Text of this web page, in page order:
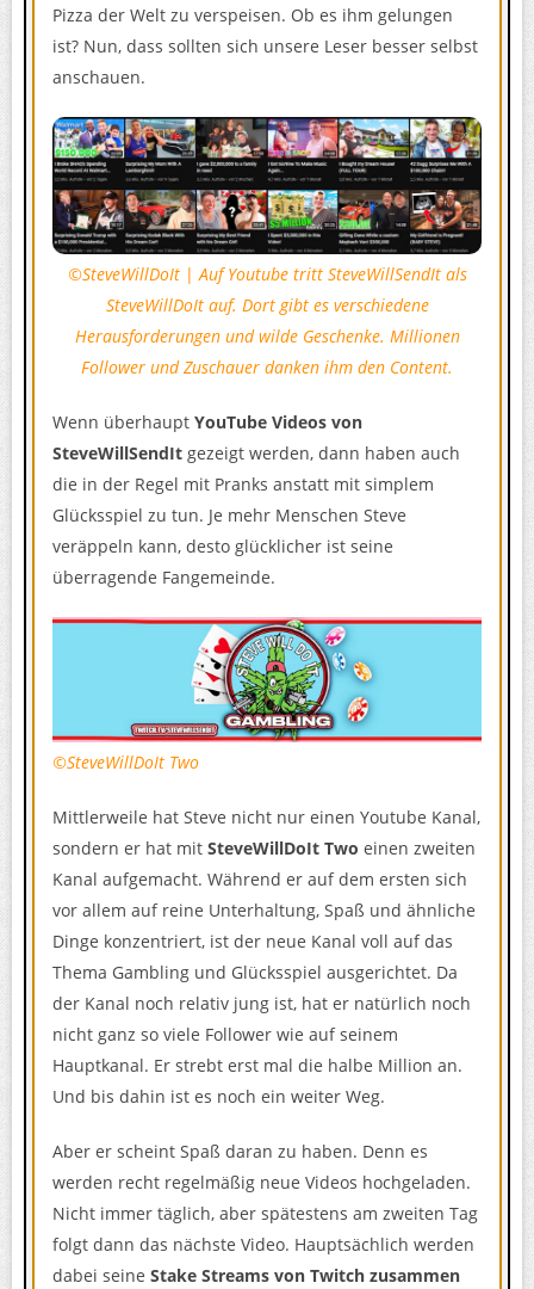
Pizza der Welt zu verspeisen. Ob es ihm gelungen
ist? Nun, dass sollten sich unsere Leser besser selbst
anschauen.
©SteveWillDoIt|Auf Youtube tritt SteveWillSendIt als
SteveWillDoIt auf. Dort gibt es verschiedene
Herausforderungen und wilde Geschenke. Millionen
Follower und Zuschauer danken ihm den Content.
Wenn überhaupt YouTube Videos von
SteveWillSendIt gezeigt werden, dann haben auch
die in der Regel mit Pranks anstatt mit simplem
Glücksspiel zu tun. Je mehr Menschen Steve
veräppeln kann, desto glücklicher ist seine
überragende Fangemeinde.
©SteveWillDoIt Two
Mittlerweile hat Steve nicht nur einen Youtube Kanal,
sondern er hat mit SteveWillDoIt Two einen zweiten
Kanal aufgemacht. Während er auf dem ersten sich
vor allem auf reine Unterhaltung, Spaß und ähnliche
Dinge konzentriert, ist der neue Kanal voll auf das
Thema Gambling und Glücksspiel ausgerichtet. Da
der Kanal noch relativ jung ist, hat er natürlich noch
nicht ganz so viele Follower wie auf seinem
Hauptkanal. Er strebt erst mal die halbe Million an.
Und bis dahin ist es noch ein weiter Weg.
Aber er scheint Spaß daran zu haben. Denn es
werden recht regelmäßig neue Videos hochgeladen.
Nicht immer täglich, aber spätestens am zweiten Tag
folgt dann das nächste Video. Hauptsächlich werden
dabei seine Stake Streams von Twitch zusammen